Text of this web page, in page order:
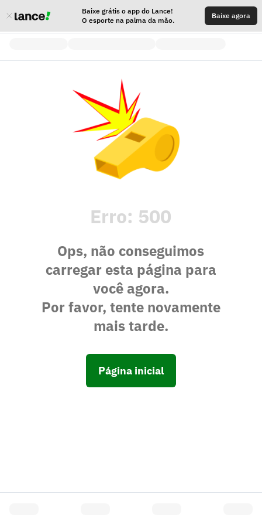
Baixe grátis o app do Lance!
O esporte na palma da mão.
Baixe agora
Erro: 500
Ops, não conseguimos
carregar esta página para
você agora.
Por favor, tente novamente
mais tarde.
Página inicial